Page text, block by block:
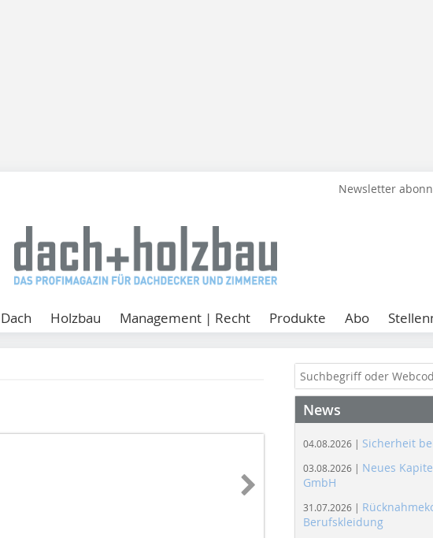
Newsletter
Dach Holzbau Management | Recht Produkte Abo
News
04.08.2026 | Sicherheit
03.08.2026 | Neues
GmbH
31.07.2026 |
Berufskleidung